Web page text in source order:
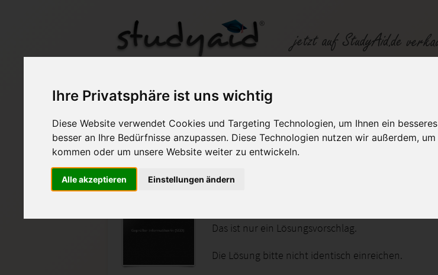
Ihre Privatsphäre ist uns wichtig
Diese Website verwendet Cookies und Targeting Technologien, um Ihnen ein
besser an Ihre Bedürfnisse anzupassen. Diese Technologien nutzen wir außerdem,
kommen oder um unsere Website weiter zu entwickeln.
Alle akzeptieren Einstellungen ändern
Auf StudyAid.de verkaufen Kategorien
Das ist nur ein Lösungsvorschlag.
Die Lösung bitte nicht identisch einreichen.